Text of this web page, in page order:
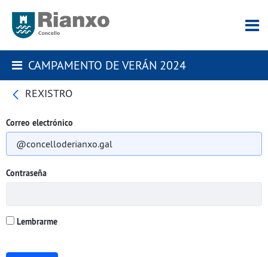
CAMPAMENTO DE VERÁN 2024
REXISTRO
Correo electrónico
Contraseña
Lembrarme